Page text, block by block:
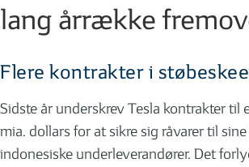
lang årrække
Flere kontrakter i
Sidste år underskrev Tesla kontrakter til
mia. dollars for at sikre sig råvarer til
indonesiske underleverandører. Det